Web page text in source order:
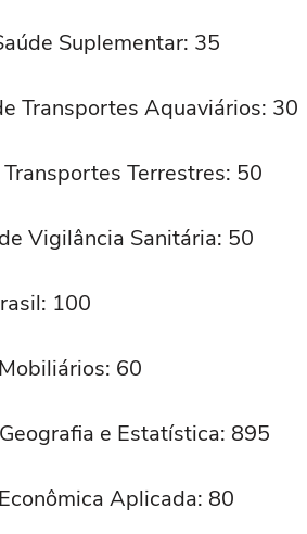
Suplementar: 35
Transportes Aquaviários: 30
Terrestres: 50
Vigilância Sanitária: 50
100
60
e Estatística: 895
Aplicada: 80